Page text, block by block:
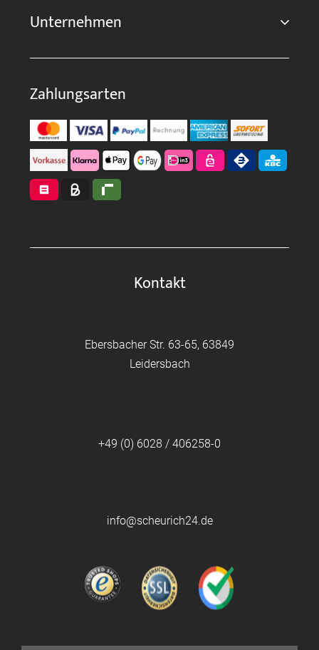
Unternehmen
Zahlungsarten
Kontakt
Ebersbacher Str. 63-65, 63849
Leidersbach
+49 (0) 6028 / 406258-0
info@scheurich24.de